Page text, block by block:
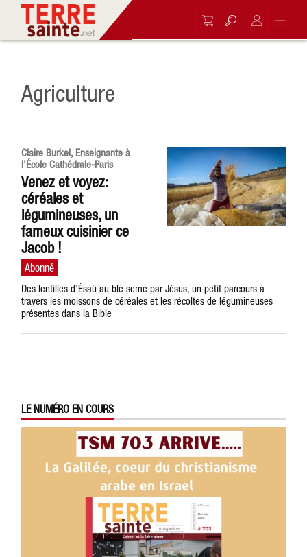
Agriculture
Claire Burkel, Enseignante à
l’École Cathédrale-Paris
Venez et voyez:
céréales et
légumineuses, un
fameux cuisinier ce
Jacob !
Des lentilles d’Ésaü au blé semé par Jésus, un petit parcours à
travers les moissons de céréales et les récoltes de légumineuses
présentes dans la Bible
LE NUMÉRO EN COURS